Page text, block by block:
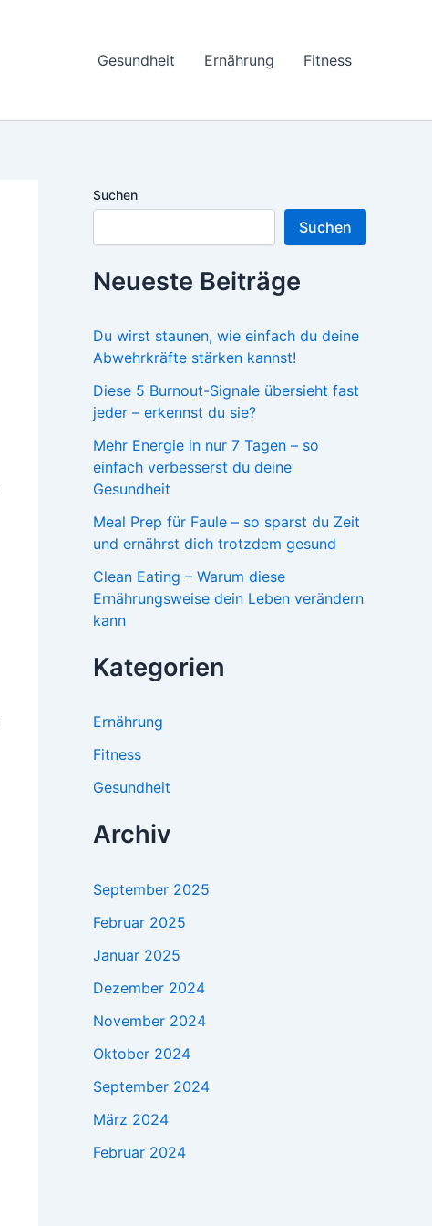
Gesundheit Ernährung Fitness
Suchen
Suchen
Neueste Beiträge
Du wirst staunen, wie einfach du deine
Abwehrkräfte stärken kannst!
Diese 5 Burnout-Signale übersieht fast
jeder – erkennst du sie?
Mehr Energie in nur 7 Tagen – so
einfach verbesserst du deine
Gesundheit
Meal Prep für Faule – so sparst du Zeit
und ernährst dich trotzdem gesund
Clean Eating – Warum diese
Ernährungsweise dein Leben verändern
kann
Kategorien
Ernährung
Fitness
Gesundheit
Archiv
September 2025
Februar 2025
Januar 2025
Dezember 2024
November 2024
Oktober 2024
September 2024
März 2024
Februar 2024